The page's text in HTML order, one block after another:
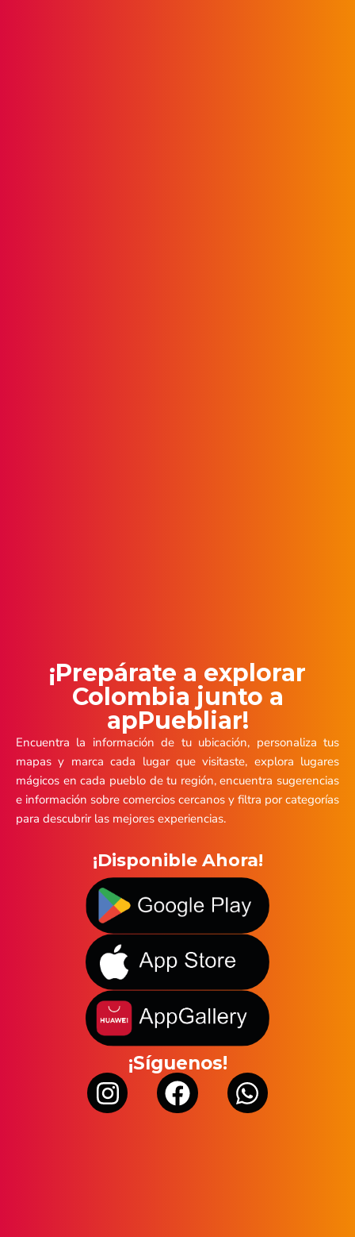
¡Prepárate a explorar
Colombia junto a
apPuebliar!
Encuentra la información de tu ubicación, personaliza tus
mapas y marca cada lugar que visitaste, explora lugares
mágicos en cada pueblo de tu región, encuentra sugerencias
e información sobre comercios cercanos y filtra por categorías
para descubrir las mejores experiencias.
¡Disponible Ahora!
¡Síguenos!